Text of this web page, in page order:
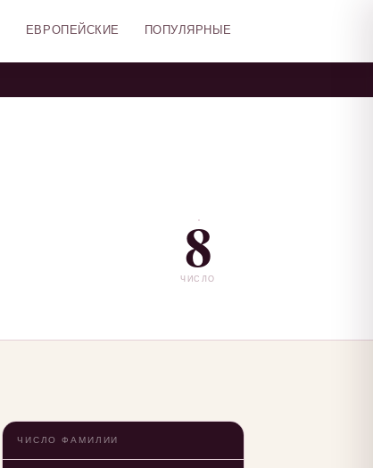
ЕВРОПЕЙСКИЕ ПОПУЛЯРНЫЕ
8
ЧИСЛО
ЧИСЛО ФАМИЛИИ